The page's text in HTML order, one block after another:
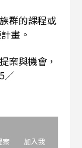
群的課程或
畫。
案與機會，
／
案
加入我